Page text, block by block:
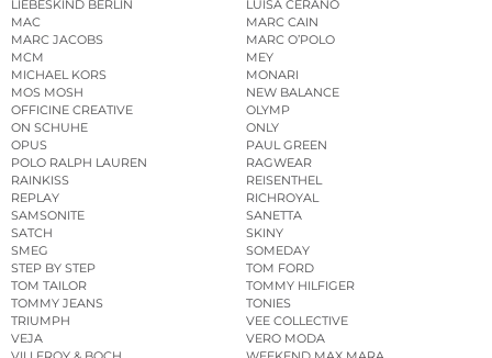
LIEBESKIND BERLIN
LUISA CERANO
MAC
MARC CAIN
MARC JACOBS
MARC O’POLO
MCM
MEY
MICHAEL KORS
MONARI
MOS MOSH
NEW BALANCE
OFFICINE CREATIVE
OLYMP
ON SCHUHE
ONLY
OPUS
PAUL GREEN
POLO RALPH LAUREN
RAGWEAR
RAINKISS
REISENTHEL
REPLAY
RICHROYAL
SAMSONITE
SANETTA
SATCH
SKINY
SMEG
SOMEDAY
STEP BY STEP
TOM FORD
TOM TAILOR
TOMMY HILFIGER
TOMMY JEANS
TONIES
TRIUMPH
VEE COLLECTIVE
VEJA
VERO MODA